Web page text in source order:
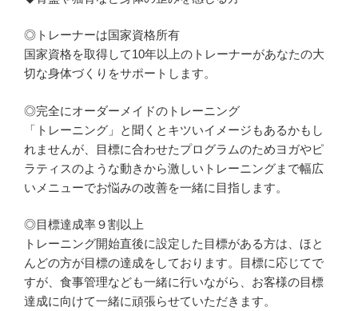
◎トレーナーは国家資格所有
国家資格を取得して10年以上のトレーナーがあなたの大
切な身体づくりをサポートします。
◎完全にオーダーメイドのトレーニング
「トレーニング」と聞くとキツいイメージもあるかもし
れませんが、目標に合わせたプログラムのためヨガやピ
ラティスのような動きから激しいトレーニングまで幅広
いメニューでお悩みの改善を一緒に目指します。
◎目標達成率９割以上
トレーニング開始直後に設定した目標がある方は、ほと
んどの方が目標の達成をしております。目標に応じてで
すが、食事管理なども一緒に行いながら、お客様の目標
達成に向けて一緒に頑張らせていただきます。